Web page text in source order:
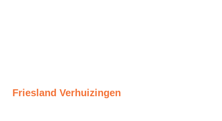
Friesland Verhuizingen